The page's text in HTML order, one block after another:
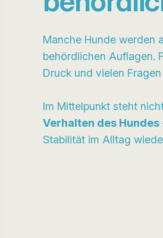
Manche Hunde werden
behördlichen Auflagen.
Druck und vielen
Im Mittelpunkt steht
Verhalten des Hundes
Stabilität im Alltag